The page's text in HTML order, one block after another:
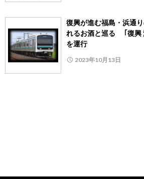
復興が進む福島・浜通
れるお酒と巡る ｢復興
を運行
2023年10月13日